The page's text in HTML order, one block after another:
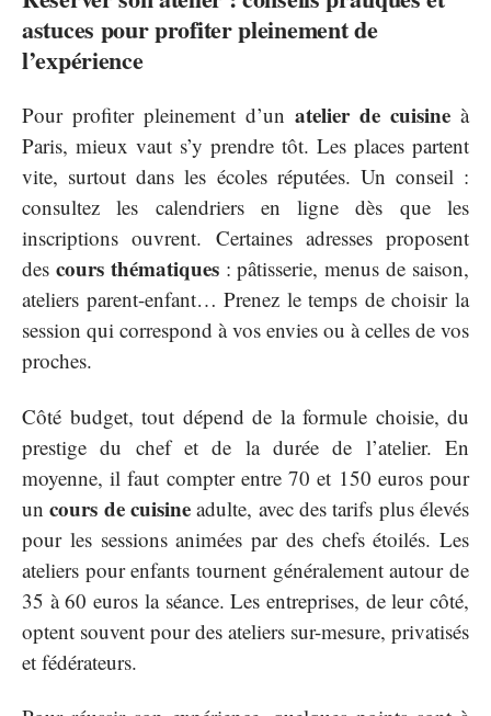
astuces pour profiter pleinement de
l’expérience
Pour profiter pleinement d’un atelier de cuisine à
Paris, mieux vaut s’y prendre tôt. Les places partent
vite, surtout dans les écoles réputées. Un conseil :
consultez les calendriers en ligne dès que les
inscriptions ouvrent. Certaines adresses proposent
des cours thématiques: pâtisserie, menus de saison,
ateliers parent-enfant… Prenez le temps de choisir la
session qui correspond à vos envies ou à celles de vos
proches.
Côté budget, tout dépend de la formule choisie, du
prestige du chef et de la durée de l’atelier. En
moyenne, il faut compter entre 70 et 150 euros pour
uncours de cuisine adulte, avec des tarifs plus élevés
pour les sessions animées par des chefs étoilés. Les
ateliers pour enfants tournent généralement autour de
35 à 60 euros la séance. Les entreprises, de leur côté,
optent souvent pour des ateliers sur-mesure, privatisés
et fédérateurs.